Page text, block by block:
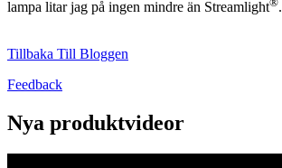
lampa litar jag på ingen mindre än Streamlight .
Tillbaka Till Bloggen
Feedback
Nya produktvideor